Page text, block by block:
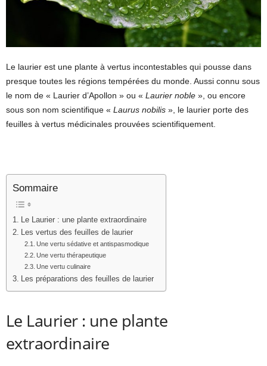
Le laurier est une plante à vertus incontestables qui pousse dans
presque toutes les régions tempérées du monde. Aussi connu sous
le nom de « Laurier d’Apollon » ou « Laurier noble », ou encore
sous son nom scientifique « Laurus nobilis », le laurier porte des
feuilles à vertus médicinales prouvées scientifiquement.
Sommaire
Le Laurier : une plante extraordinaire
Les vertus des feuilles de laurier
Une vertu sédative et antispasmodique
Une vertu thérapeutique
Une vertu culinaire
Les préparations des feuilles de laurier
Le Laurier : une plante
extraordinaire